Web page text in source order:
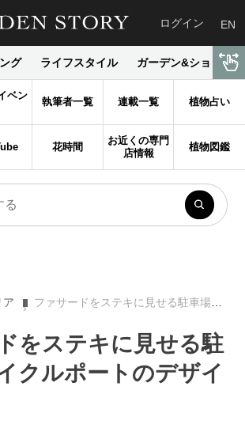
ログイン EN
グ ライフスタイル ガーデン&ショップ
ベン
執筆者一覧 連載一覧 植物占い
花時間
お近くの専門
店情報
植物図鑑
ア ファサードをステキに見せる駐車場とサイクルポートのデザイン Vol.2
をステキに見せる駐
クルポートのデザイ